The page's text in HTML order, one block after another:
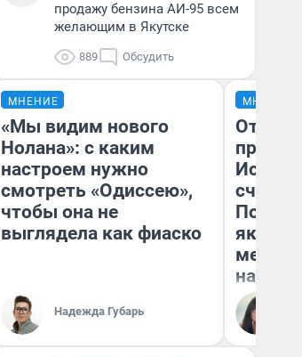
продажу бензина АИ-95 всем
желающим в Якутске
889 Обсудить
МНЕНИЕ
«Мы видим нового
Нолана»: с каким
настроем нужно
смотреть «Одиссею»,
чтобы она не
выглядела как фиаско
Надежда Губарь
МНЕНИЕ
метр